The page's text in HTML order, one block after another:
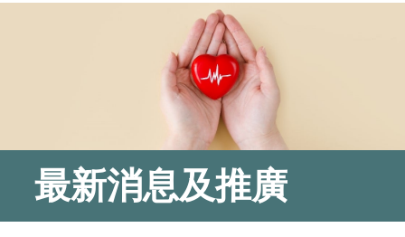
2025.7.21
播道醫院手機App已推出查閱病歷記錄及求診資料功能，請即下載
最新消息及推廣